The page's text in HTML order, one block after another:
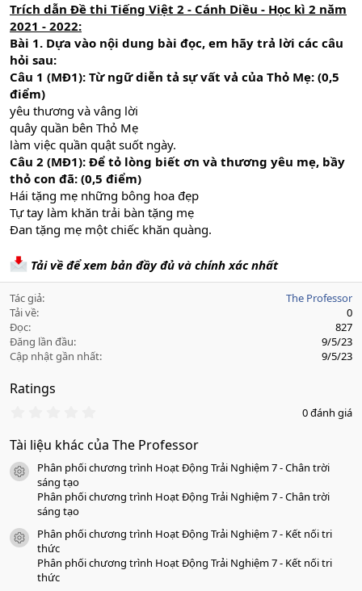
Trích dẫn Đề thi Tiếng Việt 2 - Cánh Diều - Học kì 2 năm
2021 - 2022:
Bài 1. Dựa vào nội dung bài đọc, em hãy trả lời các câu
hỏi sau:
Câu 1 (MĐ1): Từ ngữ diễn tả sự vất vả của Thỏ Mẹ: (0,5
điểm)
yêu thương và vâng lời
quây quần bên Thỏ Mẹ
làm việc quần quật suốt ngày.
Câu 2 (MĐ1): Để tỏ lòng biết ơn và thương yêu mẹ, bầy
thỏ con đã: (0,5 điểm)
Hái tặng mẹ những bông hoa đẹp
Tự tay làm khăn trải bàn tặng mẹ
Đan tặng mẹ một chiếc khăn quàng.
Tải về để xem bản đầy đủ và chính xác nhất
Tác giả
The Professor
Tải về
0
Đọc
827
Đăng lần đầu
9/5/23
Cập nhật gần nhất
9/5/23
Ratings
0
0
a
0 đánh giá
Tài liệu khác của The Professor
icon tài liệu
Phân phối chương trình Hoạt Động Trải Nghiệm 7 - Chân trời
sáng tạo
Phân phối chương trình Hoạt Động Trải Nghiệm 7 - Chân trời
sáng tạo
icon tài liệu
Phân phối chương trình Hoạt Động Trải Nghiệm 7 - Kết nối tri
thức
Phân phối chương trình Hoạt Động Trải Nghiệm 7 - Kết nối tri
thức